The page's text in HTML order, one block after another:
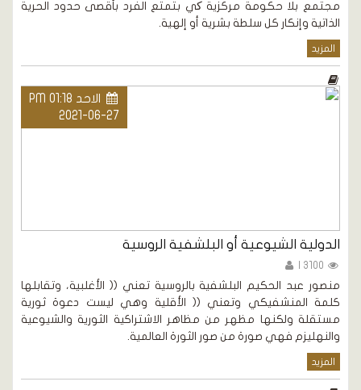
مجتمع بلا حكومة مركزية کي بتمتع الفرد بأقصى حدود الحرية
الذاتية وإنكار كل سلطة بشرية أو إلهية.
المزيد
الاحد PM 01:18
2021-06-27
الدولية الشيوعية أو البلشفية الروسية
منصور عبد الحكيم البلشفية بالروسية تعني (( الأغلبية، وتقابلها
كلمة المنشفيكي وتعني (( الأقلية وهي ليست دعوة ثورية
مستقلة ولكنها مظهر من مظاهر الاشتراكية الثورية والشيوعية
والنهليزم فهي صورة من صور الثورة العالمية.
المزيد